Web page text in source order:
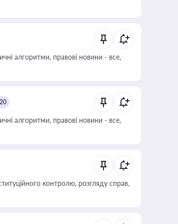
алгоритми, правові новини - все,
алгоритми, правові новини - все,
контролю, розгляду справ,